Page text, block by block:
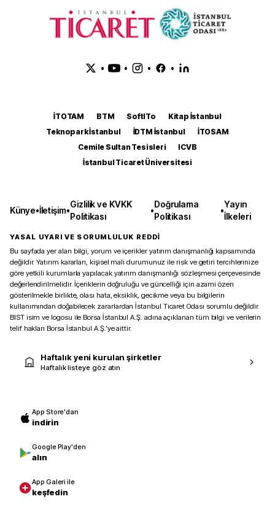
• • • •
İTOTAM BTM SoftITo
Kitap İstanbul
Teknopark İstanbul
İDTM İstanbul
İTOSAM
Cemile Sultan Tesisleri
ICVB
İstanbul Ticaret Üniversitesi
Künye•İletişim•
Gizlilik ve KVKK
Politikası
•
Doğrulama
Politikası
•
Yayın
İlkeleri
YASAL UYARI VE SORUMLULUK REDDİ
Bu sayfada yer alan bilgi, yorum ve içerikler yatırım danışmanlığı kapsamında
değildir. Yatırım kararları, kişisel mali durumunuz ile risk ve getiri tercihlerinize
göre yetkili kurumlarla yapılacak yatırım danışmanlığı sözleşmesi çerçevesinde
değerlendirilmelidir. İçeriklerin doğruluğu ve güncelliği için azami özen
gösterilmekle birlikte, olası hata, eksiklik, gecikme veya bu bilgilerin
kullanımından doğabilecek zararlardan İstanbul Ticaret Odası sorumlu değildir.
BIST isim ve logosu ile Borsa İstanbul A.Ş. adına açıklanan tüm bilgi ve verilerin
telif hakları Borsa İstanbul A.Ş.’ye aittir.
Haftalık yeni kurulan şirketler
Haftalık listeye göz atın
App Store'dan
indirin
Google Play'den
alın
App Galeri ile
keşfedin